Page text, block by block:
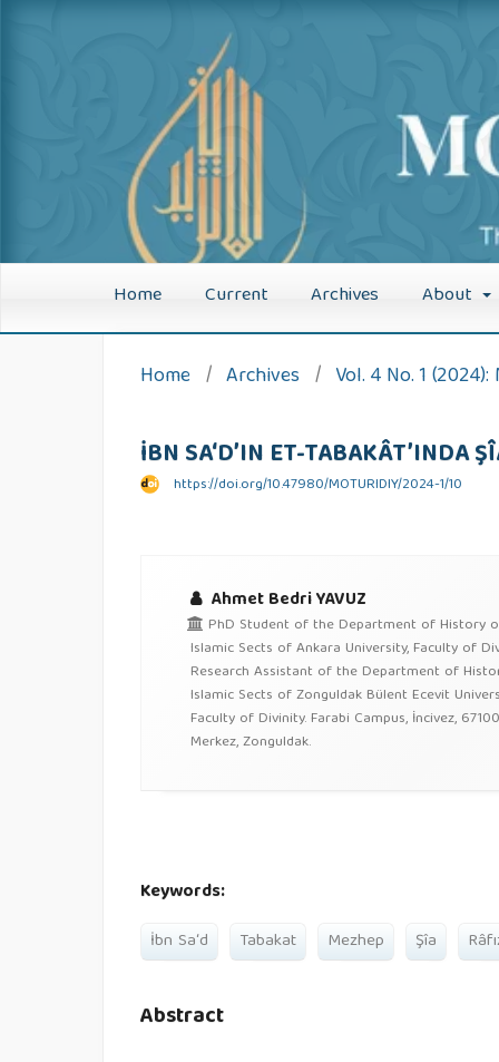
Moturidiylik
Home Current Archives About
Home / Archives / Vol. 4 No. 1 (2024):
İBN SA‘D’IN ET-TABAKÂT’INDA
https://doi.org/10.47980/MOTURIDIY/2024-1/10
Ahmet Bedri YAVUZ
PhD Student of the Department of History
Islamic Sects of Ankara University, Faculty of
Research Assistant of the Department of
Islamic Sects of Zonguldak Bülent Ecevit
Faculty of Divinity. Farabi Campus, İncivez,
Merkez, Zonguldak.
Keywords:
İbn Sa‘d Tabakat Mezhep Şîa
Abstract